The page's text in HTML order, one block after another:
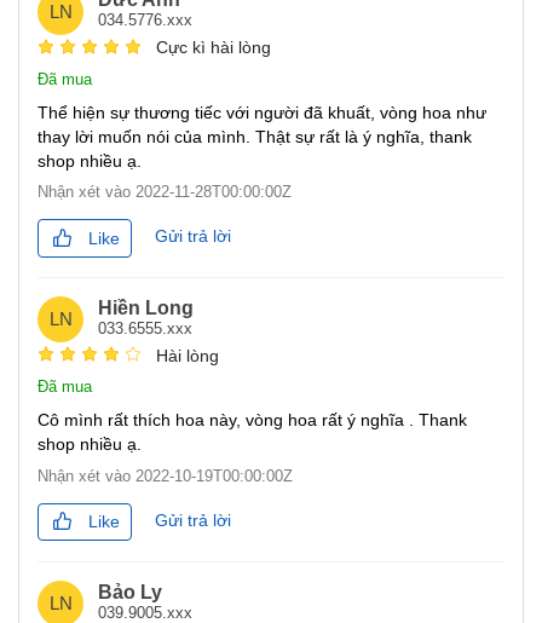
LN 034.5776.xxx
Cực kì hài lòng
Đã mua
Thể hiện sự thương tiếc với người đã khuất, vòng hoa như
thay lời muốn nói của mình. Thật sự rất là ý nghĩa, thank
shop nhiều ạ.
Nhận xét vào 2022-11-28T00:00:00Z
Like Gửi trả lời
LN
Hiền Long
033.6555.xxx
Hài lòng
Đã mua
Cô mình rất thích hoa này, vòng hoa rất ý nghĩa . Thank
shop nhiều ạ.
Nhận xét vào 2022-10-19T00:00:00Z
Like Gửi trả lời
LN
Bảo Ly
039.9005.xxx